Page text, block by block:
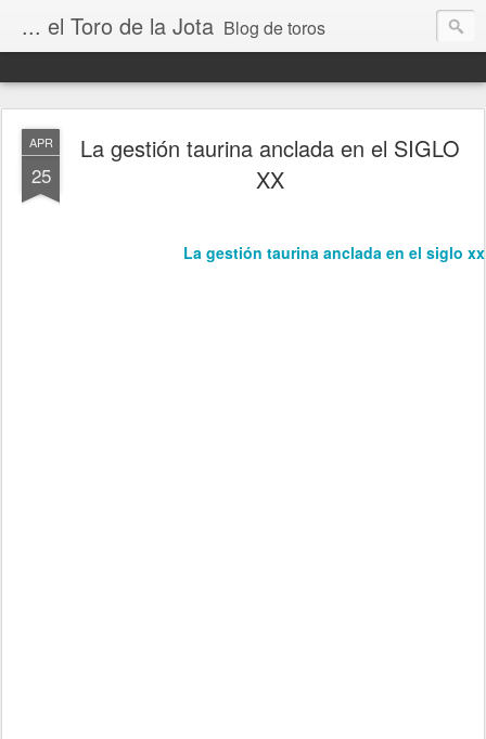
... el Toro de la Jota Blog de toros
APR
25
La gestión taurina anclada en el SIGLO
XX
La gestión taurina anclada en el siglo xx